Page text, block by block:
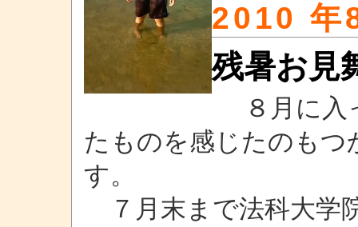
2010 年
残暑お見
８月に入
たものを感じたのもつ
す。
７月末まで法科大学